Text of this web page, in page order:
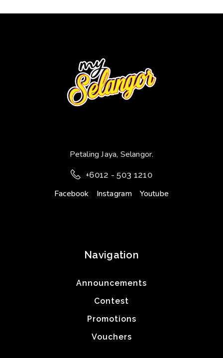
Petaling Jaya, Selangor.
+6012 - 503 1210
Facebook Instagram Youtube
Navigation
Announcements
Contest
Promotions
Vouchers